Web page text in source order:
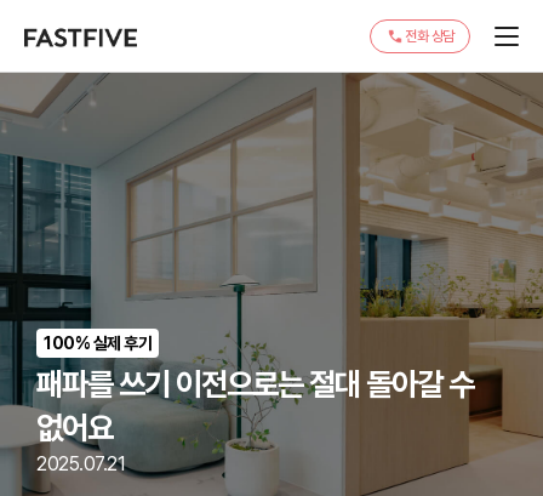
전화 상담
100% 실제 후기
패파를 쓰기 이전으로는 절대 돌아갈 수
없어요
2025.07.21